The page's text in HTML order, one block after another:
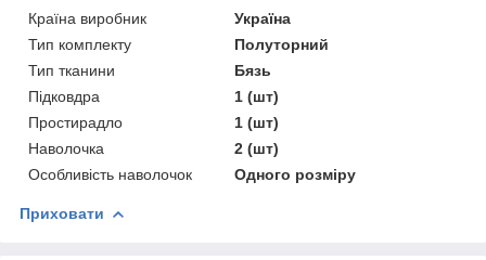
Країна виробник
Україна
Тип комплекту
Полуторний
Тип тканини
Бязь
Підковдра
1 (шт)
Простирадло
1 (шт)
Наволочка
2 (шт)
Особливість наволочок
Одного розміру
Приховати